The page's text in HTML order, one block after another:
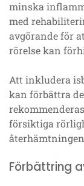
minska
med
avgörande för
rörelse kan
Att inkludera
kan förbättra
försiktiga
Förbättring